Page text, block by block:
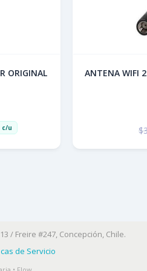
ORIGINAL
c/u
ANTENA WIFI
$
/ Freire #247, Concepción, Chile.
de Servicio